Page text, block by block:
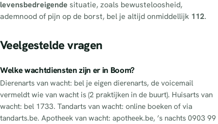
levensbedreigende situatie, zoals bewusteloosheid,
ademnood of pijn op de borst, bel je altijd onmiddellijk 112.
Veelgestelde vragen
Welke wachtdiensten zijn er in Boom?
Dierenarts van wacht: bel je eigen dierenarts, de voicemail
vermeldt wie van wacht is (2 praktijken in de buurt). Huisarts van
wacht: bel 1733. Tandarts van wacht: online boeken of via
tandarts.be. Apotheek van wacht: apotheek.be, ’s nachts 0903 99